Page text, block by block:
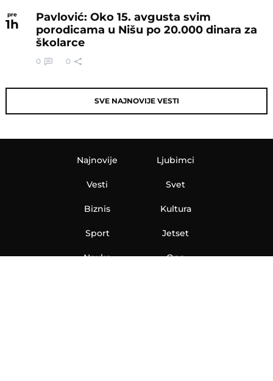
pre
1h
Pavlović: Oko 15. avgusta svim
porodicama u Nišu po 20.000 dinara za
školarce
0 0
SVE NAJNOVIJE VESTI
Najnovije
Vesti
Biznis
Sport
Nauka
Ljubimci
Svet
Kultura
Jetset
Ona